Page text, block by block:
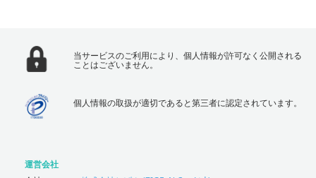
当サービスのご利用により、個人情報が許可なく公開される
ことはございません。
個人情報の取扱が適切であると第三者に認定されています。
運営会社